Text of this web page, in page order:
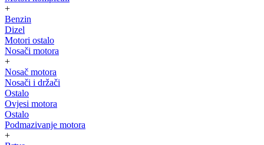
+
Benzin
Dizel
Motori ostalo
Nosači motora
+
Nosač motora
Nosači i držači
Ostalo
Ovjesi motora
Ostalo
Podmazivanje motora
+